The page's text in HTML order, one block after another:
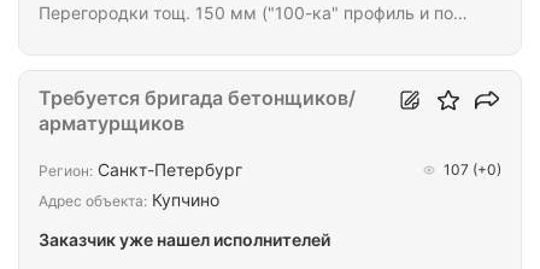
Перегородки тощ. 150 мм ("100-ка" профиль и по
Требуется бригада бетонщиков/
арматурщиков
Регион: Санкт-Петербург 107 (+0)
Адрес объекта: Купчино
Заказчик уже нашел исполнителей